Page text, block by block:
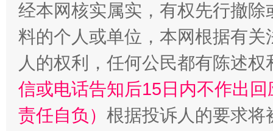
经本网核实属实，有权先行撤
料的个人或单位，本网根据有
人的权利，任何公民都有陈述
信或电话告知后15日内不作出
责任自负） 根据投诉人的要求将